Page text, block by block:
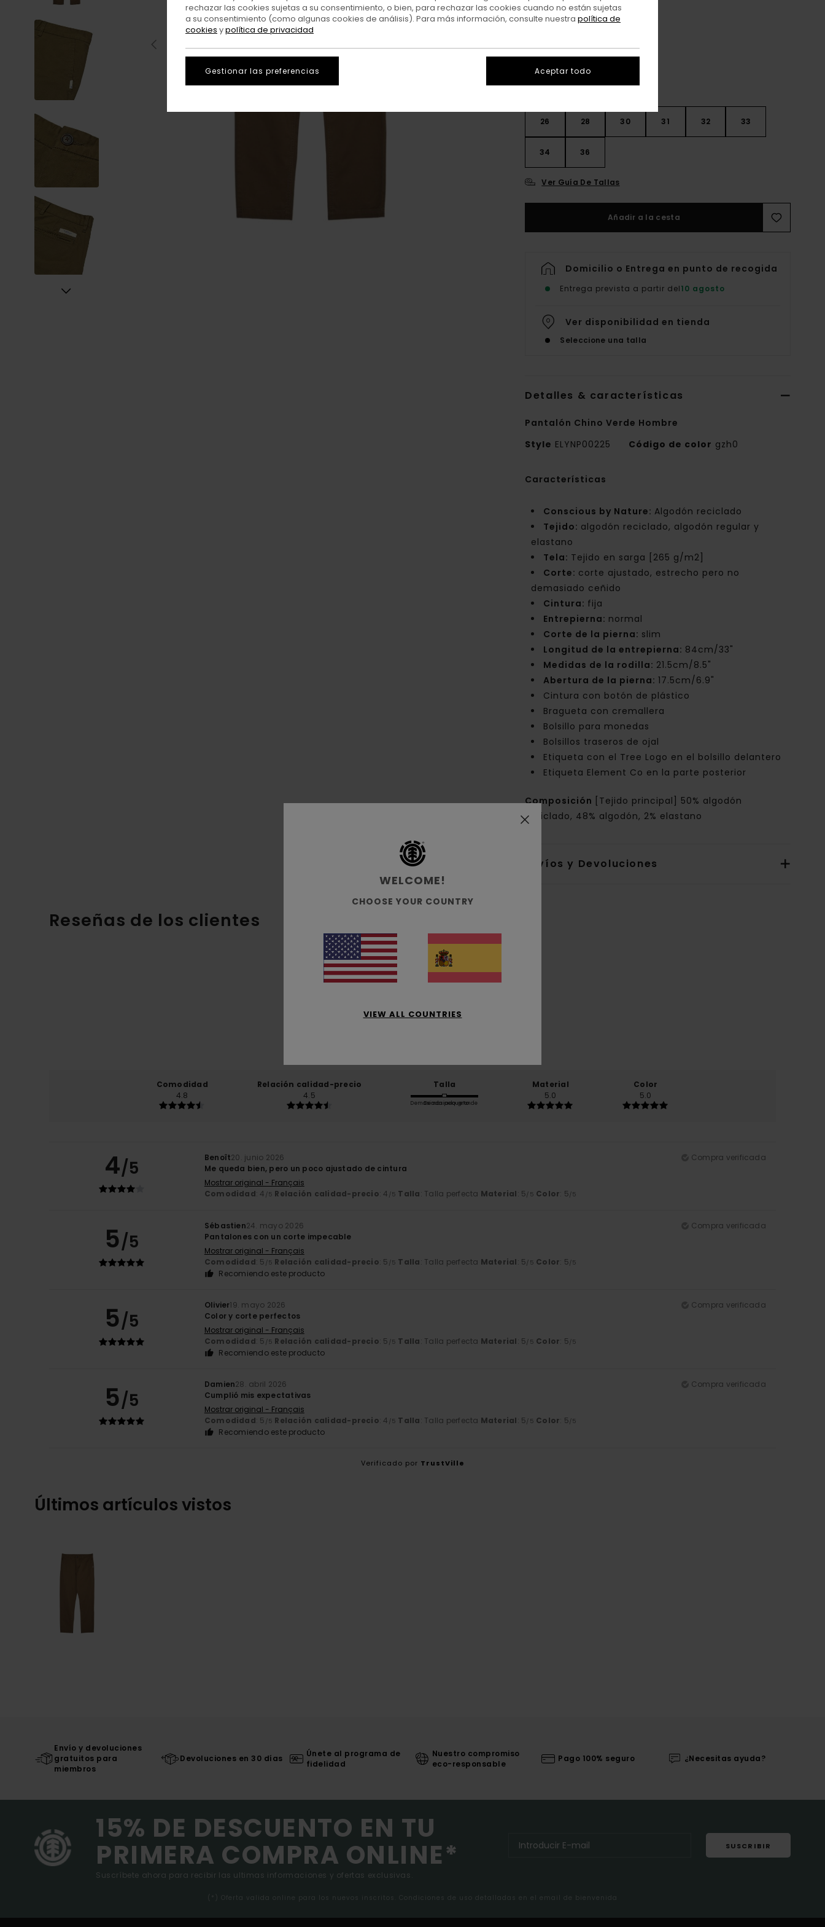
ColorKalamata
26 28 30 31 32 33
34 36
Ver Guía De Tallas
Añadir a la cesta
Domicilio o Entrega en punto de recogida
Entrega prevista a partir del10 agosto
Ver disponibilidad en tienda
Seleccione una talla
Detalles & características
Pantalón Chino Verde Hombre
Style ELYNP00225 Código de color gzh0
Características
Conscious by Nature: Algodón reciclado
Tejido: algodón reciclado, algodón regular y
elastano
Tela: Tejido en sarga [265 g/m2]
Corte: corte ajustado, estrecho pero no
demasiado ceñido
Cintura: fija
Entrepierna: normal
Corte de la pierna: slim
Longitud de la entrepierna: 84cm/33"
Medidas de la rodilla: 21.5cm/8.5"
Abertura de la pierna:17.5cm/6.9"
Cintura con botón de plástico
Bragueta con cremallera
Bolsillo para monedas
Bolsillos traseros de ojal
Etiqueta con el Tree Logo en el bolsillo delantero
Etiqueta Element Co en la parte posterior
Composición
[Tejido principal] 50% algodón
reciclado, 48% algodón, 2% elastano
Envíos y Devoluciones
Reseñas de los clientes
Puntuación media
4.8
Comodidad
4.8
Relación calidad-precio
4.5
Talla
Demasiado pequeño
Demasiado grande
Material
5.0
Color
5.0
4/5 Benoît20. junio 2026
Compra verificada
Me queda bien, pero un poco ajustado de cintura
Mostrar original - Français
Comodidad: 4 /5 Relación calidad-precio: 4 /5 Talla: Talla perfecta Material: 5/5 Color: 5/5
5/5
Sébastien24. mayo 2026
Compra verificada
Pantalones con un corte impecable
Mostrar original - Français
Comodidad: 5 /5 Relación calidad-precio: 5 /5 Talla: Talla perfecta Material: 5/5 Color: 5/5
Recomiendo este producto
5/5
Olivier19. mayo 2026
Compra verificada
Color y corte perfectos
Mostrar original - Français
Comodidad: 5 /5 Relación calidad-precio: 5 /5 Talla: Talla perfecta Material: 5/5 Color: 5/5
Recomiendo este producto
5/5
Damien28. abril 2026
Compra verificada
Cumplió mis expectativas
Mostrar original - Français
Comodidad: 5 /5 Relación calidad-precio: 4 /5 Talla: Talla perfecta Material: 5/5 Color: 5/5
Recomiendo este producto
Verificado por TrustVille
Últimos artículos vistos
Envío y devoluciones
gratuitos para
miembros
Devoluciones en 30 días
Únete al programa de
fidelidad
Nuestro compromiso
eco-responsable
Pago 100% seguro ¿Necesitas ayuda?
15% DE DESCUENTO EN TU
PRIMERA COMPRA ONLINE*
Suscríbete ahora para recibir las ultimas informaciones y ofertas exclusivas.
SUSCRIBIR
(*) Oferta valida online para los nuevos inscritos. Condiciones de uso detalladas en el email de bienvenida
WELCOME!
CHOOSE YOUR COUNTRY
VIEW ALL COUNTRIES
rechazar las cookies sujetas a su consentimiento, o bien, para rechazar las cookies cuando no están sujetas
a su consentimiento (como algunas cookies de análisis). Para más información, consulte nuestra política de
cookies ypolítica de privacidad
Gestionar las preferencias Aceptar todo